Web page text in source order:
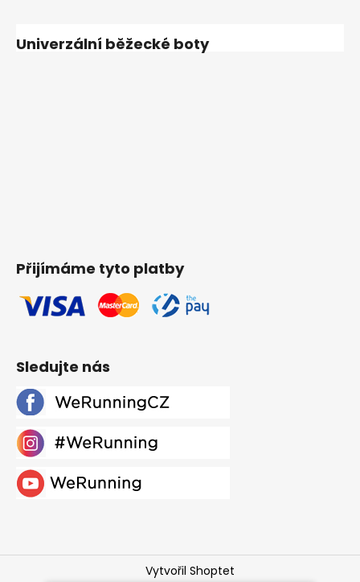
Univerzální běžecké boty
Přijímáme tyto platby
Sledujte nás
Vytvořil Shoptet